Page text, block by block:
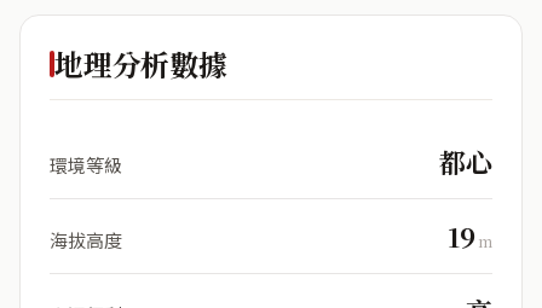
地理分析數據
環境等級 都心
海拔高度 19m